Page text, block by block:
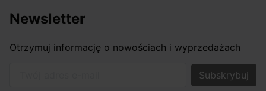
Newsletter
Otrzymuj informację o nowościach i wyprzedażach